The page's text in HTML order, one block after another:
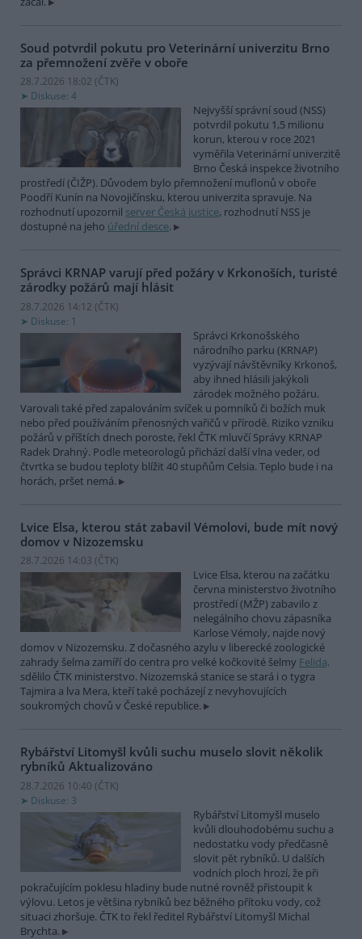
Soud potvrdil pokutu pro Veterinární univerzitu Brno
za přemnožení zvěře v oboře
28.7.2026 18:02 (ČTK)
Diskuse: 4
Nejvyšší správní soud (NSS)
potvrdil pokutu 1,5 milionu
korun, kterou v roce 2021
vyměřila Veterinární univerzitě
Brno Česká inspekce životního
prostředí (ČIŽP). Důvodem bylo přemnožení muflonů v oboře
Poodří Kunín na Novojičínsku, kterou univerzita spravuje. Na
rozhodnutí upozornil server Česká justice, rozhodnutí NSS je
dostupné na jeho úřední desce.
Správci KRNAP varují před požáry v Krkonoších, turisté
zárodky požárů mají hlásit
28.7.2026 14:12 (ČTK)
Diskuse: 1
Správci Krkonošského
národního parku (KRNAP)
vyzývají návštěvníky Krkonoš,
aby ihned hlásili jakýkoli
zárodek možného požáru.
Varovali také před zapalováním svíček u pomníků či božích muk
nebo před používáním přenosných vařičů v přírodě. Riziko vzniku
požárů v příštích dnech poroste, řekl ČTK mluvčí Správy KRNAP
Radek Drahný. Podle meteorologů přichází další vlna veder, od
čtvrtka se budou teploty blížit 40 stupňům Celsia. Teplo bude i na
horách, pršet nemá.
Lvice Elsa, kterou stát zabavil Vémolovi, bude mít nový
domov v Nizozemsku
28.7.2026 14:03 (ČTK)
Lvice Elsa, kterou na začátku
června ministerstvo životního
prostředí (MŽP) zabavilo z
nelegálního chovu zápasníka
Karlose Vémoly, najde nový
domov v Nizozemsku. Z dočasného azylu v liberecké zoologické
zahrady šelma zamíří do centra pro velké kočkovité šelmy Felida,
sdělilo ČTK ministerstvo. Nizozemská stanice se stará i o tygra
Tajmira a lva Mera, kteří také pocházejí z nevyhovujících
soukromých chovů v České republice.
Rybářství Litomyšl kvůli suchu muselo slovit několik
rybníků Aktualizováno
28.7.2026 10:40 (ČTK)
Diskuse: 3
Rybářství Litomyšl muselo
kvůli dlouhodobému suchu a
nedostatku vody předčasně
slovit pět rybníků. U dalších
vodních ploch hrozí, že při
pokračujícím poklesu hladiny bude nutné rovněž přistoupit k
výlovu. Letos je většina rybníků bez běžného přítoku vody, což
situaci zhoršuje. ČTK to řekl ředitel Rybářství Litomyšl Michal
Brychta.